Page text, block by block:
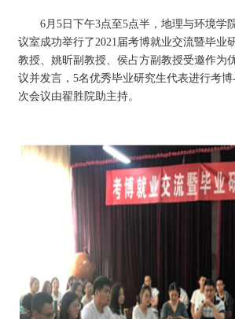
6月5日下午3点至5点半，地理与环境学
议室成功举行了2021届考博就业交流暨毕业
教授、姚昕副教授、侯占方副教授受邀作为
议并发言，5名优秀毕业研究生代表进行考
次会议由翟胜院助主持。